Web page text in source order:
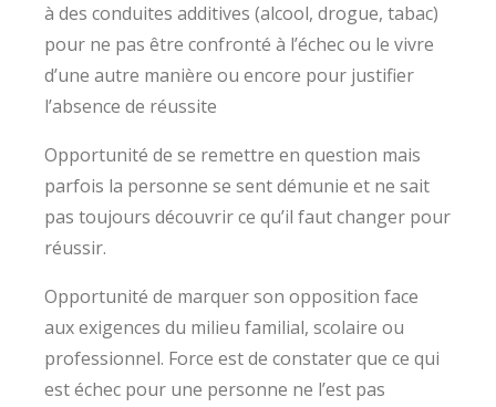
à des conduites additives (alcool, drogue, tabac)
pour ne pas être confronté à l’échec ou le vivre
d’une autre manière ou encore pour justifier
l’absence de réussite
Opportunité de se remettre en question mais
parfois la personne se sent démunie et ne sait
pas toujours découvrir ce qu’il faut changer pour
réussir.
Opportunité de marquer son opposition face
aux exigences du milieu familial, scolaire ou
professionnel. Force est de constater que ce qui
est échec pour une personne ne l’est pas